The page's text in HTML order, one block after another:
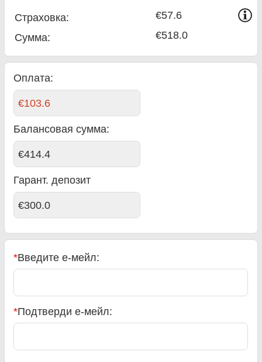
Страховка:
€57.6
Сумма: €518.0
Оплата:
€103.6
Балансовая сумма:
€414.4
Гарант. депозит
€300.0
*Введите е-мейл:
*Подтверди е-мейл: